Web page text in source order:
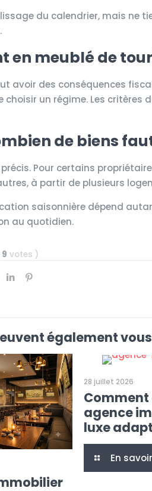
du calendrier, mais
en meublé de
avoir des conséquences
choisir un régime. Les critères
de biens
précis. Pour certains
à partir de plusieurs
saisonnière dépend
au quotidien.
9 votes )
également
28 juillet 2026
Comment
agence
luxe
En